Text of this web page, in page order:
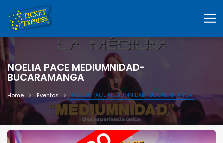
NOELIA PACE MEDIUMNIDAD-
BUCARAMANGA
Home Eventos NOELIA PACE MEDIUMNIDAD- BUCARAMANGA